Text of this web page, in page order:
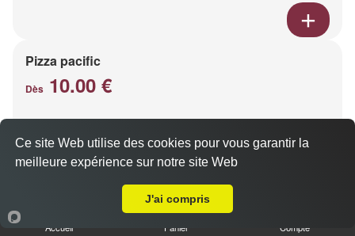
Pizza pacific
Dès 10.00 €
Base crème fraîche, fromage, saumon fumé
Accueil Panier Compte
Ce site Web utilise des cookies pour vous garantir la
meilleure expérience sur notre site Web
J'ai compris